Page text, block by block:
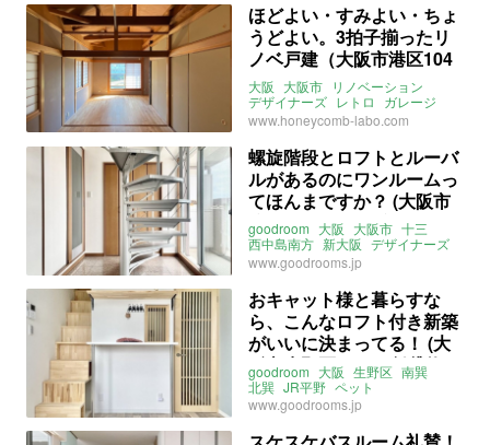
ほどよい・すみよい・ちょ
うどよい。3拍子揃ったリ
ノベ戸建（大阪市港区104
㎡の売買物件）
大阪 大阪市 リノベーション
デザイナーズ レトロ
ガレージ
一軒家 関西 売買
www.honeycomb-labo.com
螺旋階段とロフトとルーバ
ルがあるのにワンルームっ
てほんまですか？ (大阪市
淀川区29㎡の賃貸物件)
goodroom 大阪 大阪市 十三
西中島南方 新大阪 デザイナーズ
螺旋階段 ロフト ペット
リバービュー ルーフバルコニー
ライター：葱山紫蘇子
賃貸
www.goodrooms.jp
おキャット様と暮らすな
ら、こんなロフト付き新築
がいいに決まってる！ (大
阪市生野区22㎡の賃貸物
件)
goodroom 大阪 生野区 南巽
北巽 JR平野 ペット
キャットウォーク
デザイナーズ
ライター：葱山紫蘇子
賃貸
www.goodrooms.jp